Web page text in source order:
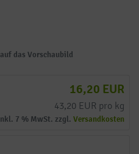
das Vorschaubild
16,20 EUR
43,20 EUR pro kg
7 % MwSt. zzgl. Versandkosten